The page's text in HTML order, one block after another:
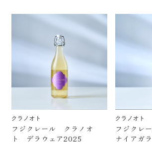
クラノオト
フジクレール クラノオ
ト デラウェア2025
クラノオト
フジクレ
ナイアガ